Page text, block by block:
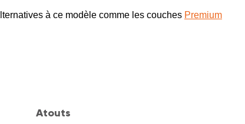
à ce modèle comme les couches Premium
Atouts